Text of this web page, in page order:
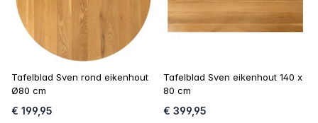
Tafelblad Sven rond eikenhout
Ø80 cm
€ 199,95
Tafelblad Sven eikenhout 140 x
80 cm
€ 399,95